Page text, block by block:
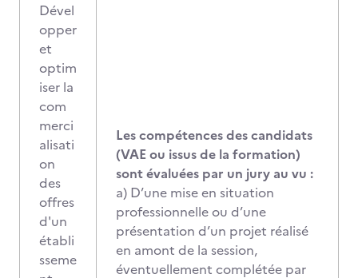
Dével
opper
et
optim
iser la
com
merci
alisati
on
des
offres
d'un
établi
sseme
Les compétences des candidats
(VAE ou issus de la formation)
sont évaluées par un jury au vu :
a) D’une mise en situation
professionnelle ou d’une
présentation d’un projet réalisé
en amont de la session,
éventuellement complétée par